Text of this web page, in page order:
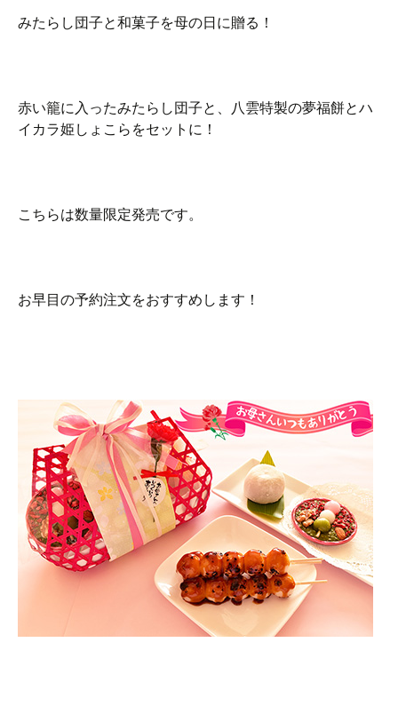
みたらし団子と和菓子を母の日に贈る！
赤い籠に入ったみたらし団子と、八雲特製の夢福餅とハ
イカラ姫しょこらをセットに！
こちらは数量限定発売です。
お早目の予約注文をおすすめします！